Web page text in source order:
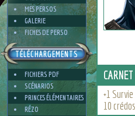
MES PERSOS
GALERIE
FICHES DE PERSO
TÉLÉCHARGEMENTS
FICHIERS PDF
SCÉNARIOS
PRINCES ÉLÉMENTAIRES
RÉZO
+1
10 crédos